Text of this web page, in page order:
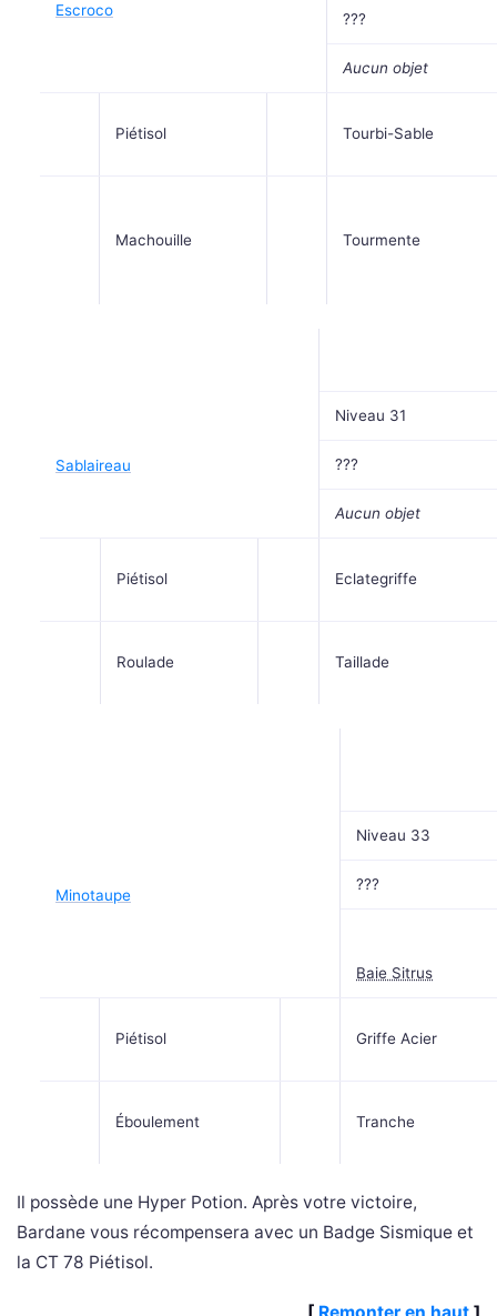
Escroco ???
Aucun objet
Piétisol Tourbi-Sable
Machouille Tourmente
Sablaireau
Niveau 31
???
Aucun objet
Piétisol Eclategriffe
Roulade Taillade
Minotaupe
Niveau 33
???
Baie Sitrus
Piétisol Griffe Acier
Éboulement Tranche
Il possède une Hyper Potion. Après votre victoire,
Bardane vous récompensera avec un Badge Sismique et
la CT 78 Piétisol.